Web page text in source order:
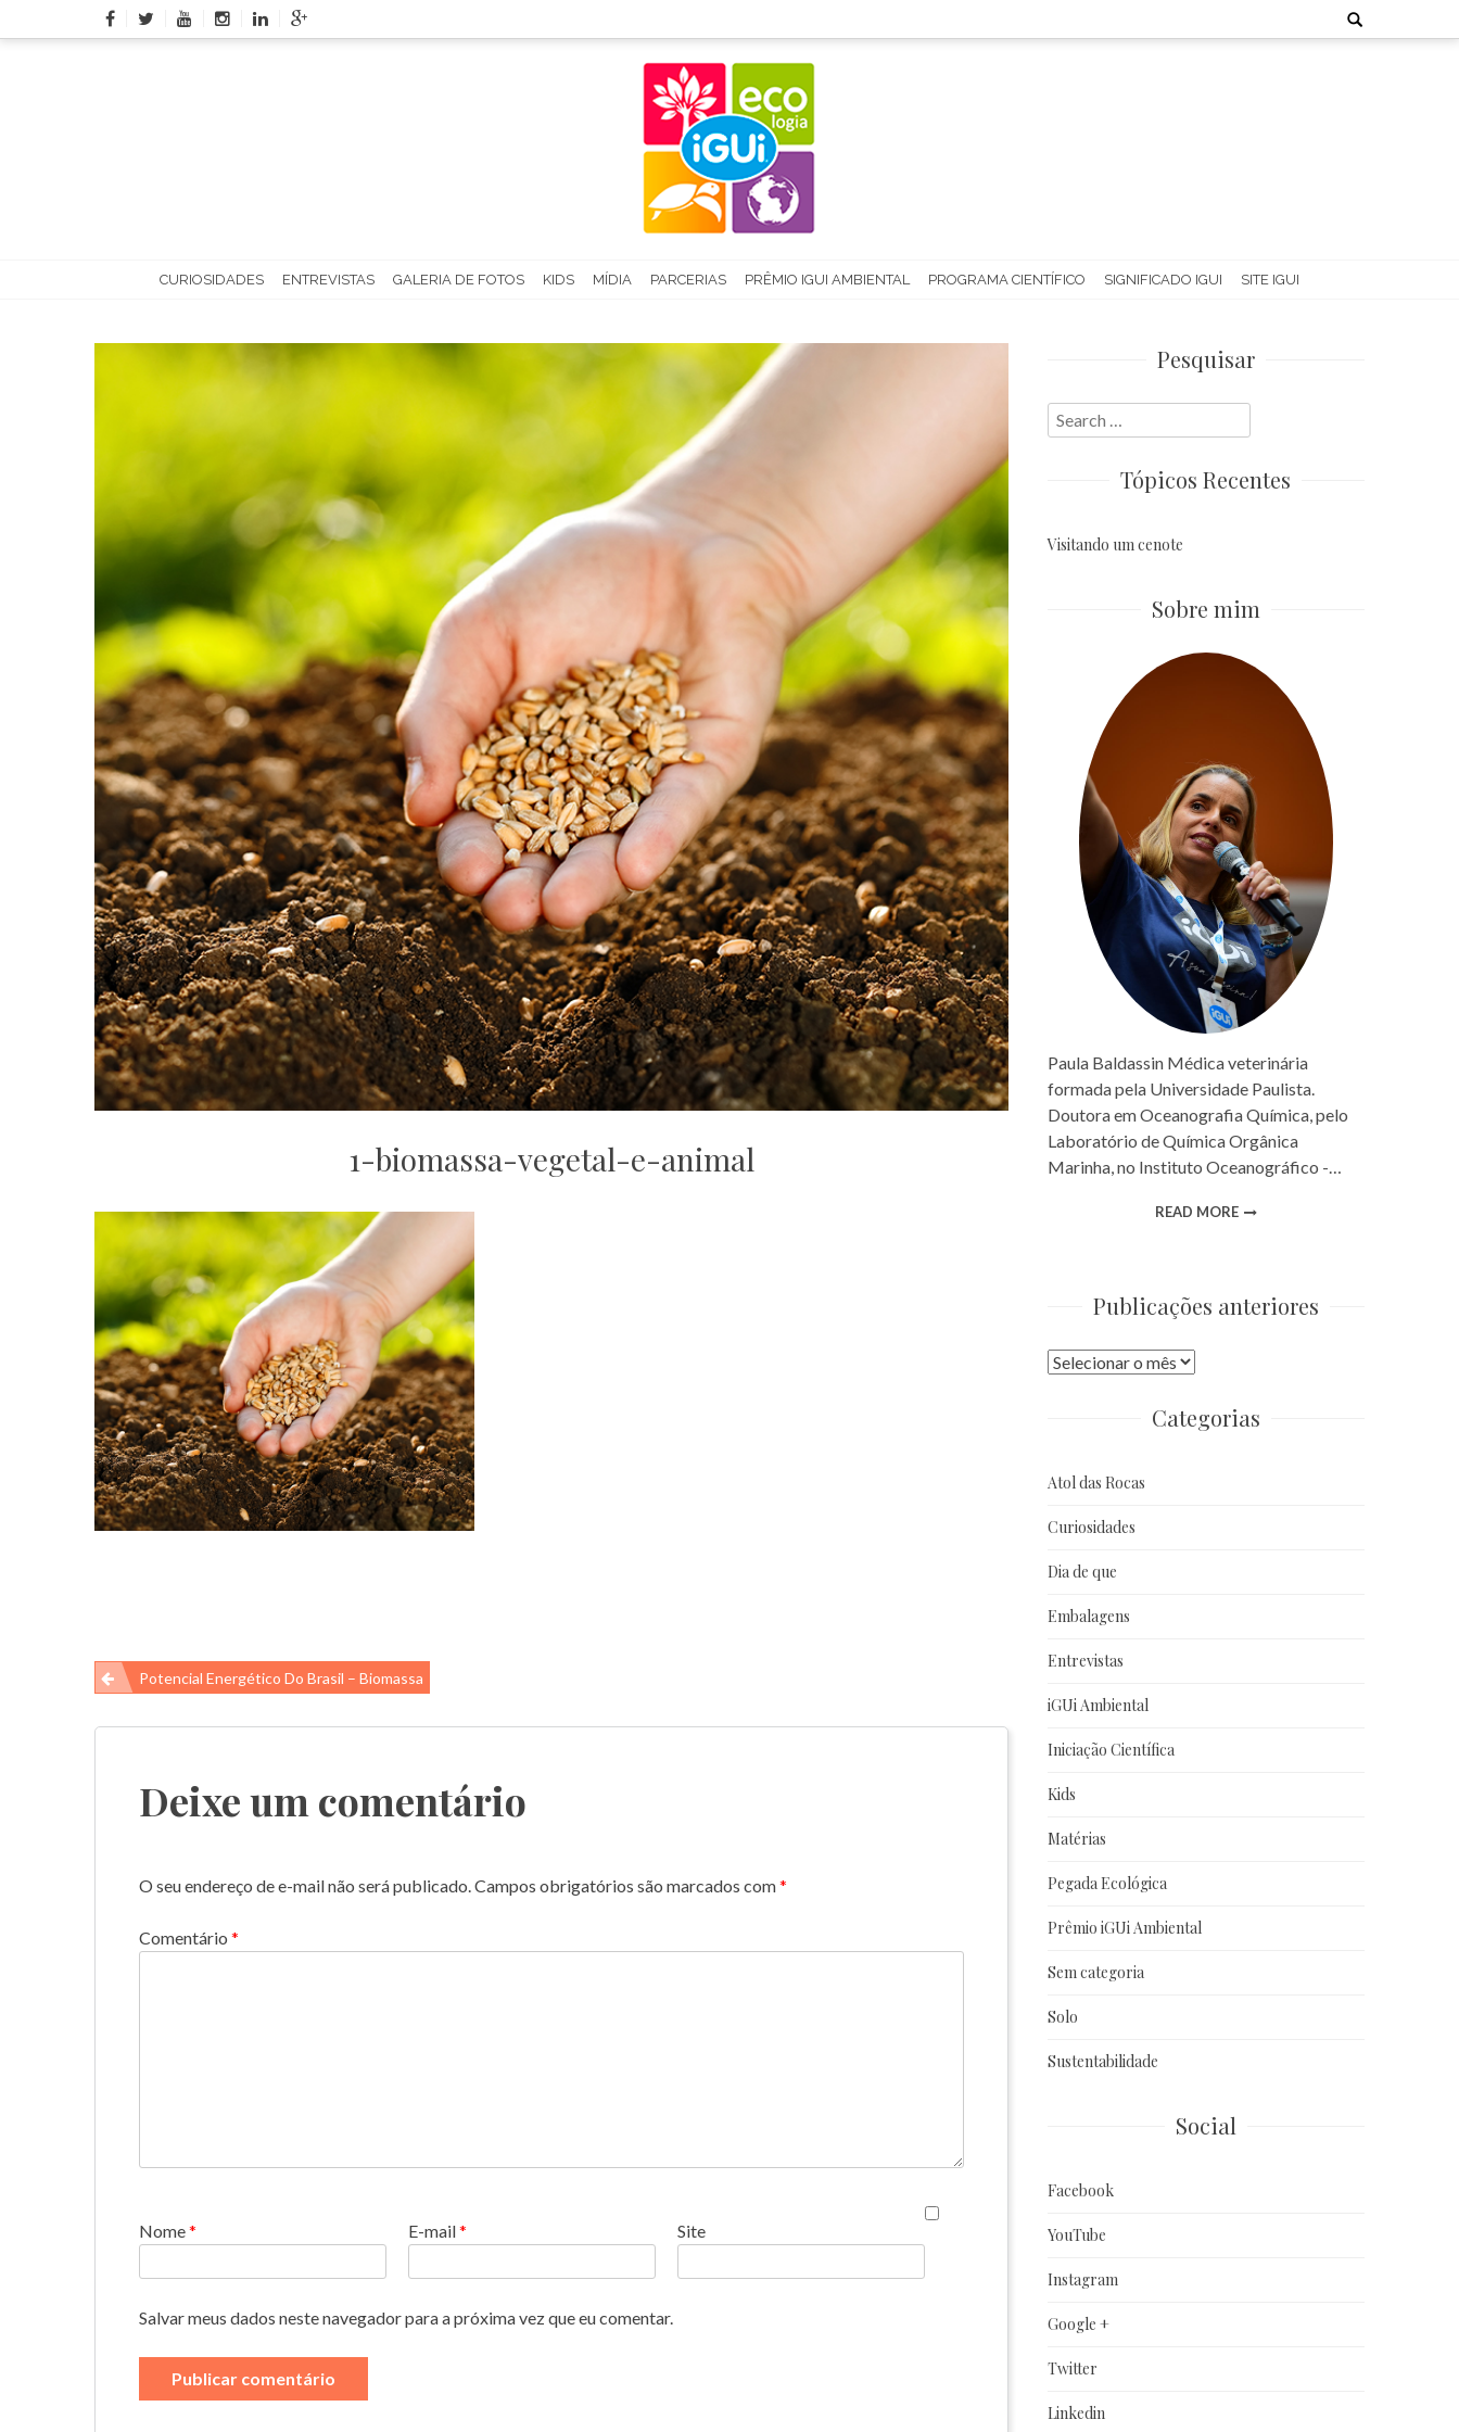
to
Search
for:
CURIOSIDADES ENTREVISTAS GALERIA DE FOTOS KIDS MÍDIA PARCERIAS PRÊMIO IGUI AMBIENTAL PROGRAMA CIENTÍFICO SIGNIFICADO IGUI SITE IGUI
1-biomassa-vegetal-e-animal
Navegação
de
Potencial Energético Do Brasil – Biomassa
Deixe um comentário
O seu endereço de e-mail não será publicado. Campos obrigatórios são marcados com*
Comentário *
Nome* E-mail* Site
Salvar meus dados neste navegador para a próxima vez que eu comentar.
Pesquisar
Search
for:
Tópicos Recentes
Visitando um cenote
Sobre mim
Paula Baldassin Médica veterinária
formada pela Universidade Paulista.
Doutora em Oceanografia Química, pelo
Laboratório de Química Orgânica
Marinha, no Instituto Oceanográfico -…
READ MORE
Publicações anteriores
Publicações
Categorias
Atol das Rocas
Curiosidades
Dia de que
Embalagens
Entrevistas
iGUi Ambiental
Iniciação Científica
Kids
Matérias
Pegada Ecológica
Prêmio iGUi Ambiental
Sem categoria
Solo
Sustentabilidade
Social
Facebook
YouTube
Instagram
Google +
Twitter
Linkedin